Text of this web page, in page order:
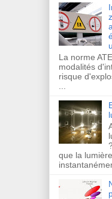
La norme
modalités
risque
que la